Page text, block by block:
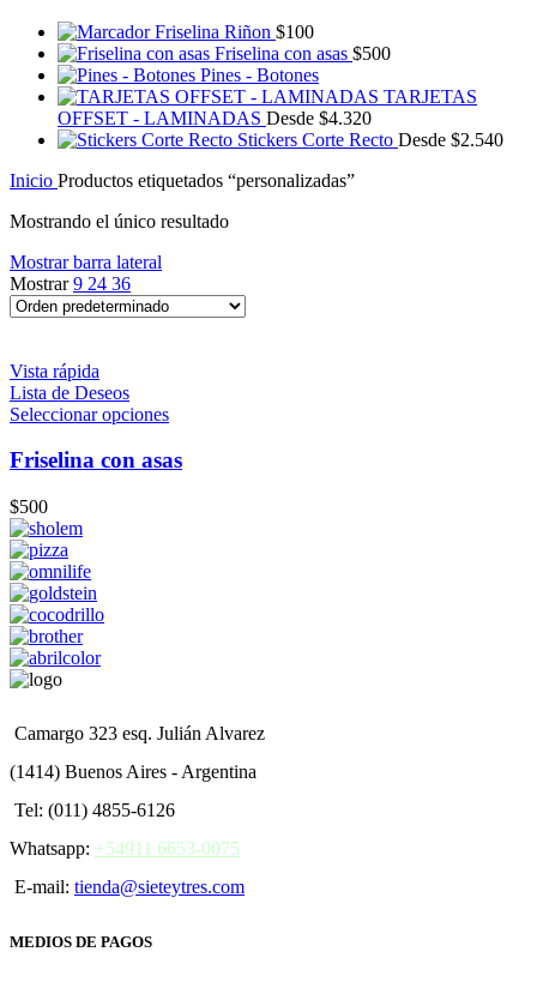
Friselina Riñon $100
Friselina con asas $500
Pines - Botones
TARJETAS
OFFSET - LAMINADAS Desde $4.320
Stickers Corte Recto Desde $2.540
Inicio Productos etiquetados “personalizadas”
Mostrando el único resultado
Mostrar barra lateral
Mostrar9 24 36
Vista rápida
Lista de Deseos
Seleccionar opciones
Friselina con asas
$500
Camargo 323 esq. Julián Alvarez
(1414) Buenos Aires - Argentina
Tel: (011) 4855-6126
Whatsapp: +54911 6653-0075
E-mail: tienda@sieteytres.com
MEDIOS DE PAGOS